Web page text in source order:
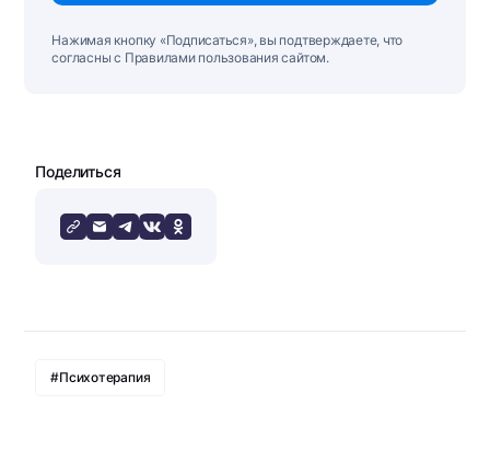
Нажимая кнопку «Подписаться», вы подтверждаете, что
согласны с Правилами пользования сайтом.
Поделиться
#Психотерапия